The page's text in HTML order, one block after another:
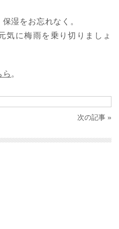
湿をお忘れなく。
気に梅雨を乗り切りましょ
ら 。
次の記事 »